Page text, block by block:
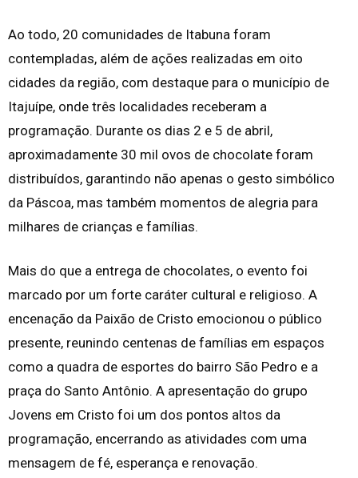
Ao todo, 20 comunidades de Itabuna foram
contempladas, além de ações realizadas em oito
cidades da região, com destaque para o município de
Itajuípe, onde três localidades receberam a
programação. Durante os dias 2 e 5 de abril,
aproximadamente 30 mil ovos de chocolate foram
distribuídos, garantindo não apenas o gesto simbólico
da Páscoa, mas também momentos de alegria para
milhares de crianças e famílias.
Mais do que a entrega de chocolates, o evento foi
marcado por um forte caráter cultural e religioso. A
encenação da Paixão de Cristo emocionou o público
presente, reunindo centenas de famílias em espaços
como a quadra de esportes do bairro São Pedro e a
praça do Santo Antônio. A apresentação do grupo
Jovens em Cristo foi um dos pontos altos da
programação, encerrando as atividades com uma
mensagem de fé, esperança e renovação.